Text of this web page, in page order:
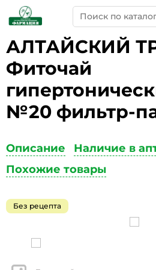
АЛТАЙСКИЙ
Фиточай
№20 фильтр-
Описание
Наличие в
Похожие товары
Без рецепта
ПРЕДСТАВЬТЕСЬ*
ТЕЛЕФОН*
ЭЛЕКТРОННАЯ ПОЧТА